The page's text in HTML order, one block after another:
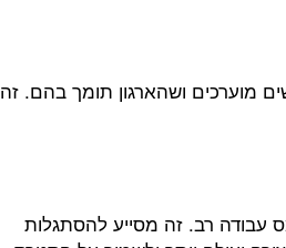
מוערכים ושהארגון תומך בהם. זה
עבודה רב. זה מסייע להסתגלות